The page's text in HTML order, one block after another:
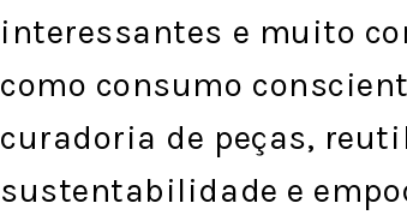
interessantes e muito
como consumo
curadoria de peças,
sustentabilidade e